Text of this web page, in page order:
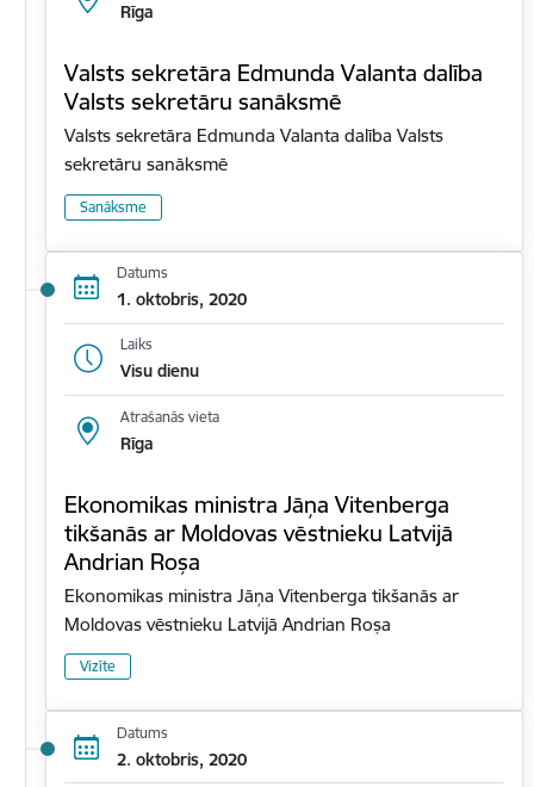
Rīga
Valsts sekretāra Edmunda Valanta dalība
Valsts sekretāru sanāksmē
Valsts sekretāra Edmunda Valanta dalība Valsts
sekretāru sanāksmē
Sanāksme
Datums
1. oktobris, 2020
Laiks
Visu dienu
Atrašanās vieta
Rīga
Ekonomikas ministra Jāņa Vitenberga
tikšanās ar Moldovas vēstnieku Latvijā
Andrian Roșa
Ekonomikas ministra Jāņa Vitenberga tikšanās ar
Moldovas vēstnieku Latvijā Andrian Roșa
Vizīte
Datums
2. oktobris, 2020